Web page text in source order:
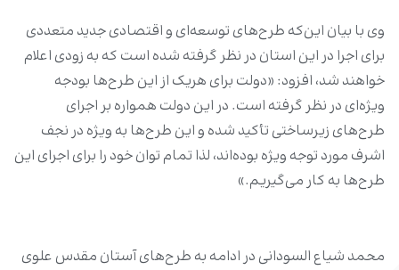
وی با بیان این‌که طرح‌های توسعه‌ای و اقتصادی جدید متعددی
برای اجرا در این استان در نظر گرفته شده است که به زودی اعلام
خواهند شد، افزود: «دولت برای هریک از این طرح‌ها بودجه
ویژه‌ای در نظر گرفته است. در این دولت همواره بر اجرای
طرح‌های زیرساختی تأکید شده و این طرح‌ها به ویژه در نجف
اشرف مورد توجه ویژه بوده‌اند، لذا تمام توان خود را برای اجرای این
طرح‌ها به کار می‌گیریم.»
محمد شیاع السودانی در ادامه به طر‌ح‌های آستان مقدس علوی